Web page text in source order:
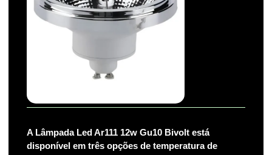
A Lâmpada Led Ar111 12w Gu10 Bivolt está
disponível em três opções de temperatura de